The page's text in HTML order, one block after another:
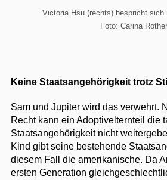
Victoria Hsu (rechts) bespricht sich
Foto: Carina Rother
Keine Staatsangehörigkeit trotz
Sam und Jupiter wird das verwehrt.
Recht kann ein Adoptivelternteil die
Staatsangehörigkeit nicht
Kind gibt seine bestehende
diesem Fall die amerikanische. Da
ersten Generation